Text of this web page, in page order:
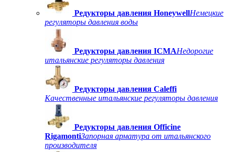
Редукторы давления HoneywellНемецкие
регуляторы давления воды
Редукторы давления ICMAНедорогие
итальянские регуляторы давления
Редукторы давления Caleffi
Качественные итальянские регуляторы давления
Редукторы давления Officine
RigamontiЗапорная арматура от итальянского
производителя